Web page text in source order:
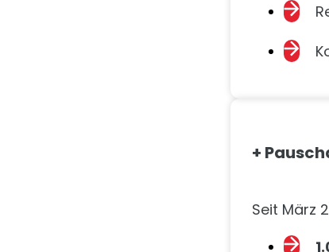
+
Seit März